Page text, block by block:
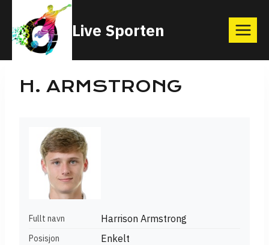
content
Live Sporten
H. ARMSTRONG
Fullt navn Harrison Armstrong
Posisjon Enkelt